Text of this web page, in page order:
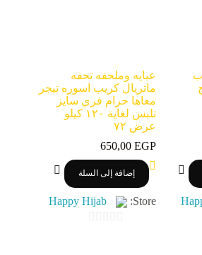
عبايه وملحفه تحفه
ماتريال كريب اسوره تيجر
معاها حزام فري سايز
تلبس لغاية ١٢٠ كيلو
عرض ٧٢
650,00 EGP
إضافة إلى السلة
Store:
Happy Hijab